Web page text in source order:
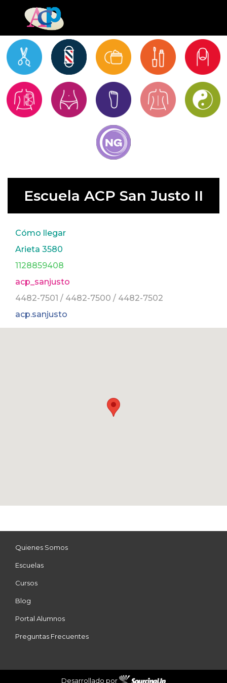
Escuela ACP San Justo II
Cómo llegar
Arieta 3580
1128859408
acp_sanjusto
4482-7501 / 4482-7500 / 4482-7502
acp.sanjusto
Quienes Somos
Escuelas
Cursos
Blog
Portal Alumnos
Preguntas Frecuentes
Desarrollado por